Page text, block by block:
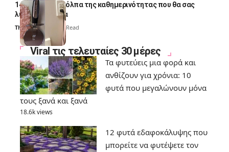
14 πανέξυπνα κόλπα της καθημερινότητας που θα σας
λύσουν τα χέρια
Thali Ombre 6 Min Read
Viral τις τελευταίες 30 μέρες
Τα φυτεύεις μια φορά και
ανθίζουν για χρόνια: 10
φυτά που μεγαλώνουν μόνα
τους ξανά και ξανά
18.6k views
12 φυτά εδαφοκάλυψης που
μπορείτε να φυτέψετε τον